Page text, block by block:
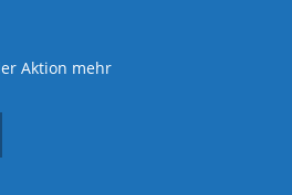
Aktion mehr